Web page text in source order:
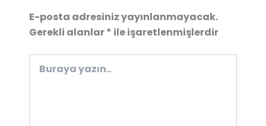
E-posta adresiniz yayınlanmayacak.
Gerekli alanlar* ile işaretlenmişlerdir
yazın..